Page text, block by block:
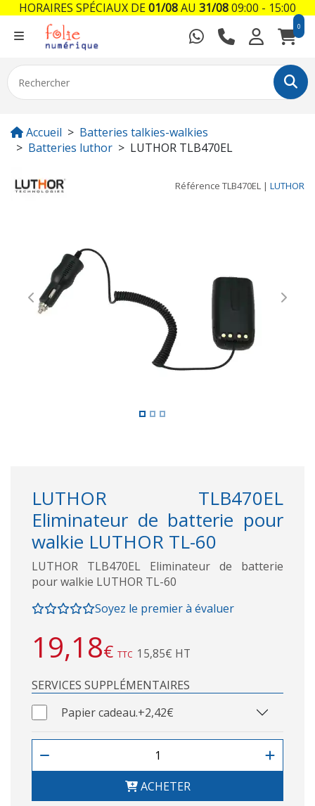
0
Accueil
Batteries talkies-walkies
Batteries luthor
LUTHOR TLB470EL
Référence TLB470EL | LUTHOR
Previous Next
LUTHOR TLB470EL
Eliminateur de batterie pour
walkie LUTHOR TL-60
LUTHOR TLB470EL Eliminateur de batterie
pour walkie LUTHOR TL-60
Soyez le premier à évaluer
19,18€ TTC 15,85€ HT
SERVICES SUPPLÉMENTAIRES
Papier cadeau.+2,42€
ACHETER
HORAIRES SPÉCIAUX DE01/08AU 31/0809:00 - 15:00